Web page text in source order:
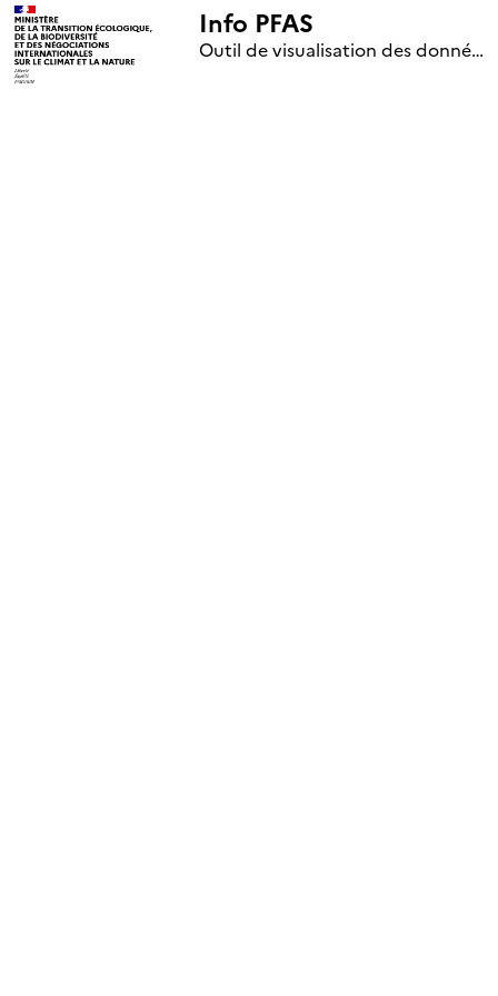
Info PFAS
Outil de visualisation des données nationales de surveillance des substances PFAS (mise à jour le 1er jour de chaque mois)
+
–